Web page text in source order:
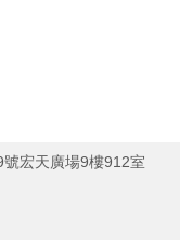
宏天廣場9樓912室